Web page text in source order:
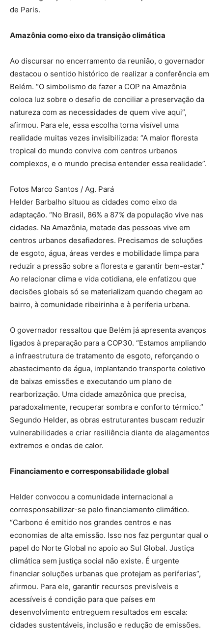
de Paris.
Amazônia como eixo da transição climática
Ao discursar no encerramento da reunião, o governador
destacou o sentido histórico de realizar a conferência em
Belém. “O simbolismo de fazer a COP na Amazônia
coloca luz sobre o desafio de conciliar a preservação da
natureza com as necessidades de quem vive aqui”,
afirmou. Para ele, essa escolha torna visível uma
realidade muitas vezes invisibilizada: “A maior floresta
tropical do mundo convive com centros urbanos
complexos, e o mundo precisa entender essa realidade”.
Fotos Marco Santos / Ag. Pará
Helder Barbalho situou as cidades como eixo da
adaptação. “No Brasil, 86% a 87% da população vive nas
cidades. Na Amazônia, metade das pessoas vive em
centros urbanos desafiadores. Precisamos de soluções
de esgoto, água, áreas verdes e mobilidade limpa para
reduzir a pressão sobre a floresta e garantir bem-estar.”
Ao relacionar clima e vida cotidiana, ele enfatizou que
decisões globais só se materializam quando chegam ao
bairro, à comunidade ribeirinha e à periferia urbana.
O governador ressaltou que Belém já apresenta avanços
ligados à preparação para a COP30. “Estamos ampliando
a infraestrutura de tratamento de esgoto, reforçando o
abastecimento de água, implantando transporte coletivo
de baixas emissões e executando um plano de
rearborização. Uma cidade amazônica que precisa,
paradoxalmente, recuperar sombra e conforto térmico.”
Segundo Helder, as obras estruturantes buscam reduzir
vulnerabilidades e criar resiliência diante de alagamentos
extremos e ondas de calor.
Financiamento e corresponsabilidade global
Helder convocou a comunidade internacional a
corresponsabilizar-se pelo financiamento climático.
“Carbono é emitido nos grandes centros e nas
economias de alta emissão. Isso nos faz perguntar qual o
papel do Norte Global no apoio ao Sul Global. Justiça
climática sem justiça social não existe. É urgente
financiar soluções urbanas que protejam as periferias”,
afirmou. Para ele, garantir recursos previsíveis e
acessíveis é condição para que países em
desenvolvimento entreguem resultados em escala:
cidades sustentáveis, inclusão e redução de emissões.